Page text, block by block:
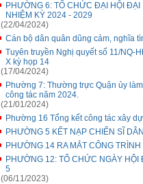
PHƯỜNG 6: TỔ CHỨC ĐẠI HỘI
NHIỆM KỲ 2024 - 2029
(22/04/2024)
Cán bộ dân quân dũng cảm, nghĩa
Tuyên truyền Nghị quyết số 11/NQ-
X kỳ họp 14
(17/04/2024)
Phường 7: Thường trực Quận ủy
công tác năm 2024.
(21/01/2024)
Phường 16 Tổng kết công tác xây
PHƯỜNG 5 KẾT NẠP CHIẾN SĨ
PHƯỜNG 14 RA MẮT CÔNG
PHƯỜNG 12: TỔ CHỨC NGÀY
5
(06/11/2023)